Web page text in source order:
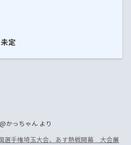
定
@かっちゃんより
選手権埼玉大会、あす熱戦開幕 大会展